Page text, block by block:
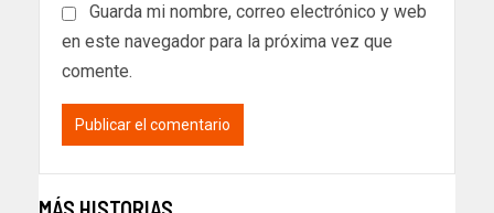
Guarda mi nombre, correo electrónico y web
en este navegador para la próxima vez que
comente.